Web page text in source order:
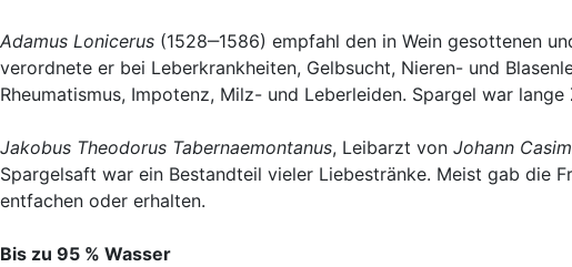
Adamus Lonicerus (1528‒1586) empfahl den in Wein gesottenen
verordnete er bei Leberkrankheiten, Gelbsucht, Nieren- und
Rheumatismus, Impotenz, Milz- und Leberleiden. Spargel war
Jakobus Theodorus Tabernaemontanus, Leibarzt von Johann
Spargelsaft war ein Bestandteil vieler Liebestränke. Meist gab die
entfachen oder erhalten.
Bis zu 95 % Wasser